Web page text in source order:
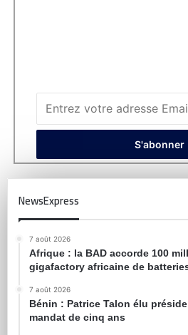
NewsExpress
7 août 2026
Afrique : la BAD accorde 100
gigafactory africaine de
7 août 2026
Bénin : Patrice Talon élu
mandat de cinq ans